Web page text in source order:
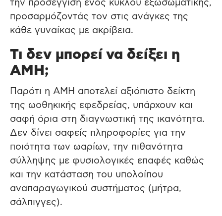
την προσέγγιση ενός κύκλου εξωσωματικής,
προσαρμόζοντάς τον στις ανάγκες της
κάθε γυναίκας με ακρίβεια.
Τι δεν μπορεί να δείξει η
ΑΜΗ;
Παρότι η AMH αποτελεί αξιόπιστο δείκτη
της ωοθηκικής εφεδρείας, υπάρχουν και
σαφή όρια στη διαγνωστική της ικανότητα.
Δεν δίνει σαφείς πληροφορίες για την
ποιότητα των ωαρίων, την πιθανότητα
σύλληψης με φυσιολογικές επαφές καθώς
και την κατάσταση του υπολοίπου
αναπαραγωγικού συστήματος (μήτρα,
σάλπιγγες).